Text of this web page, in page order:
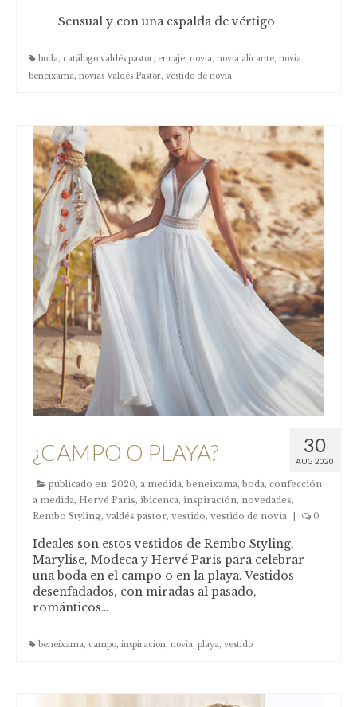
Blog
Sensual y con una espalda de vértigo
boda, catálogo valdés pastor, encaje, novia, novia alicante, novia
beneixama, novias Valdés Pastor, vestido de novia
30
AUG 2020
¿CAMPO O PLAYA?
publicado en: 2020, a medida, beneixama, boda, confección
a medida, Hervé Paris, ibicenca, inspiración, novedades,
Rembo Styling, valdés pastor, vestido, vestido de novia 0
Ideales son estos vestidos de Rembo Styling,
Marylise, Modeca y Hervé Paris para celebrar
una boda en el campo o en la playa. Vestidos
desenfadados, con miradas al pasado,
románticos…
beneixama, campo, inspiracion, novia, playa, vestido